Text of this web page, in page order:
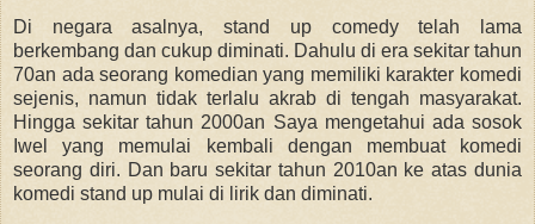
Di negara asalnya, stand up comedy telah lama
berkembang dan cukup diminati. Dahulu di era sekitar tahun
70an ada seorang komedian yang memiliki karakter komedi
sejenis, namun tidak terlalu akrab di tengah masyarakat.
Hingga sekitar tahun 2000an Saya mengetahui ada sosok
Iwel yang memulai kembali dengan membuat komedi
seorang diri. Dan baru sekitar tahun 2010an ke atas dunia
komedi stand up mulai di lirik dan diminati.